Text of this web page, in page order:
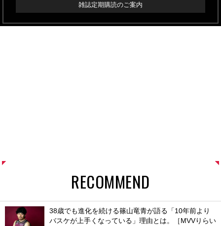
雑誌定期購読のご案内
RECOMMEND
38歳でも進化を続ける篠山竜青が語る「10年前より
バスケが上手くなっている」理由とは。［MVVりらい